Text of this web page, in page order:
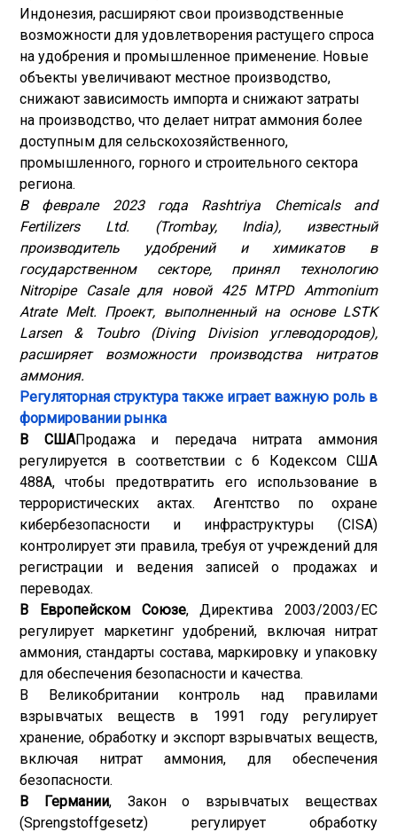
Индонезия, расширяют свои производственные
возможности для удовлетворения растущего спроса
на удобрения и промышленное применение. Новые
объекты увеличивают местное производство,
снижают зависимость импорта и снижают затраты
на производство, что делает нитрат аммония более
доступным для сельскохозяйственного,
промышленного, горного и строительного сектора
региона.
В феврале 2023 года Rashtriya Chemicals and
Fertilizers Ltd. (Trombay, India), известный
производитель удобрений и химикатов в
государственном секторе, принял технологию
Nitropipe Casale для новой 425 MTPD Ammonium
Atrate Melt. Проект, выполненный на основе LSTK
Larsen & Toubro (Diving Division углеводородов),
расширяет возможности производства нитратов
аммония.
Регуляторная структура также играет важную роль в
формировании рынка
В СШАПродажа и передача нитрата аммония
регулируется в соответствии с 6 Кодексом США
488A, чтобы предотвратить его использование в
террористических актах. Агентство по охране
кибербезопасности и инфраструктуры (CISA)
контролирует эти правила, требуя от учреждений для
регистрации и ведения записей о продажах и
переводах.
В Европейском Союзе, Директива 2003/2003/ЕС
регулирует маркетинг удобрений, включая нитрат
аммония, стандарты состава, маркировку и упаковку
для обеспечения безопасности и качества.
В Великобритании контроль над правилами
взрывчатых веществ в 1991 году регулирует
хранение, обработку и экспорт взрывчатых веществ,
включая нитрат аммония, для обеспечения
безопасности.
В Германии, Закон о взрывчатых веществах
(Sprengstoffgesetz) регулирует обработку